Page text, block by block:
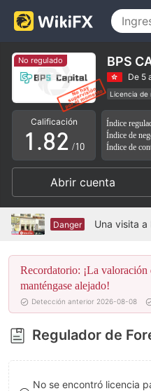
No regulado BPS
De 5
Licencia de
Zona de
Calificación
0
1
2
3
4
5
6
7
8
9
.
4
5
6
7
8
9
0
1
2
3
4
5
6
7
8
9
/10
Índice
Índice de
Abrir cuenta
Danger
Recordatorio: ¡La
manténgase alejado!
Detección anterior 2026-08-08
Regulador de
No se encontró licencia